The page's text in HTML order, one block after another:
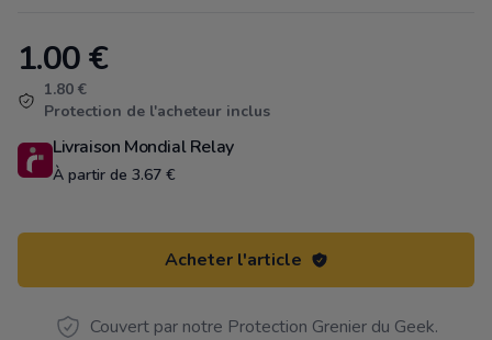
Product information
1.00€
1.80 €
Protection de l'acheteur inclus
Livraison Mondial Relay
À partir de 3.67 €
Acheter l'article
Couvert par notre Protection Grenier du Geek.